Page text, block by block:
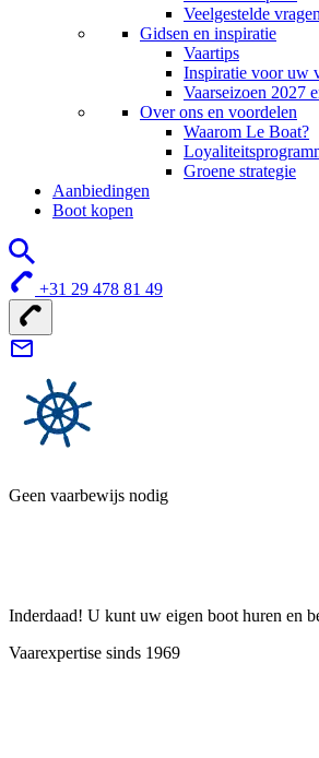
Veelgestelde vragen
Gidsen en inspiratie
Vaartips
Inspiratie voor uw
Vaarseizoen 2027
Over ons en voordelen
Waarom Le Boat?
Groene strategie
Aanbiedingen
Boot kopen
+31 29 478 81 49
Geen vaarbewijs nodig
Inderdaad! U kunt uw eigen boot huren en
Vaarexpertise sinds 1969